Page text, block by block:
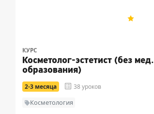
КУРС
Косметолог-эстетист (без мед.
образования)
2-3 месяца 38 уроков
Косметология